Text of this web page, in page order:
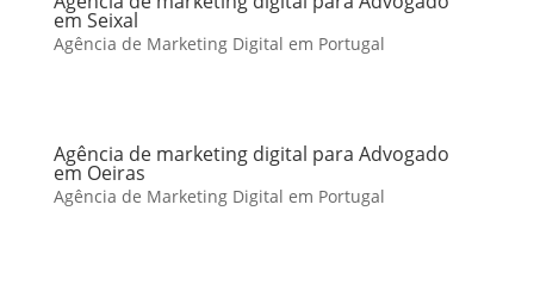
em Seixal
Agência de Marketing Digital em Portugal
Agência de marketing digital para Advogado
em Oeiras
Agência de Marketing Digital em Portugal